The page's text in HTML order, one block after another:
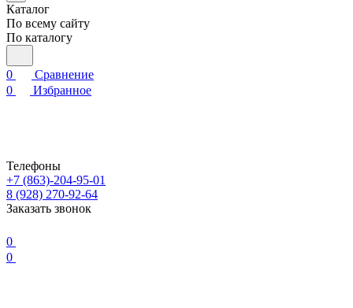
Каталог
По всему сайту
По каталогу
0
Сравнение
0
Избранное
Телефоны
+7 (863)-204-95-01
8 (928) 270-92-64
Заказать звонок
0
0